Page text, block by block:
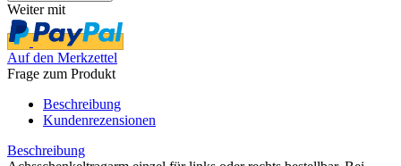
Weiter mit
Auf den Merkzettel
Frage zum Produkt
Beschreibung
Kundenrezensionen
Beschreibung